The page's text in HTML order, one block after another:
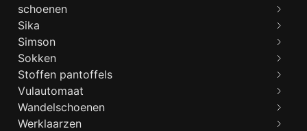
schoenen
Sika
Simson
Sokken
Stoffen pantoffels
Vulautomaat
Wandelschoenen
Werklaarzen